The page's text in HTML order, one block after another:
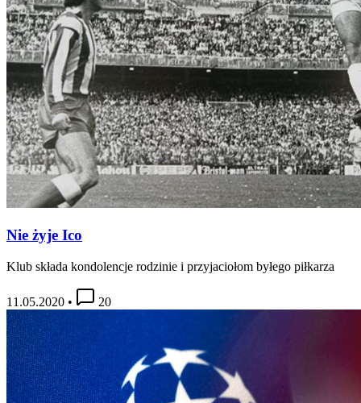
Nie żyje Ico
Klub składa kondolencje rodzinie i przyjaciołom byłego piłkarza
11.05.2020 • 20